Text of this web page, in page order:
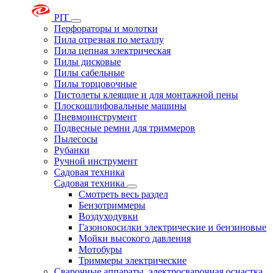
PIT
Перфораторы и молотки
Пила отрезная по металлу
Пила цепная электрическая
Пилы дисковые
Пилы сабельные
Пилы торцовочные
Пистолеты клеящие и для монтажной пены
Плоскошлифовальные машины
Пневмоинструмент
Подвесные ремни для триммеров
Пылесосы
Рубанки
Ручной инструмент
Садовая техника
Садовая техника
Смотреть весь раздел
Бензотриммеры
Воздуходувки
Газонокосилки электрические и бензиновые
Мойки высокого давления
Мотобуры
Триммеры электрические